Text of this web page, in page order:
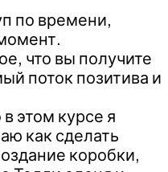
по времени,
что вы получите
поток позитива и
в этом курсе я
как сделать
коробки,